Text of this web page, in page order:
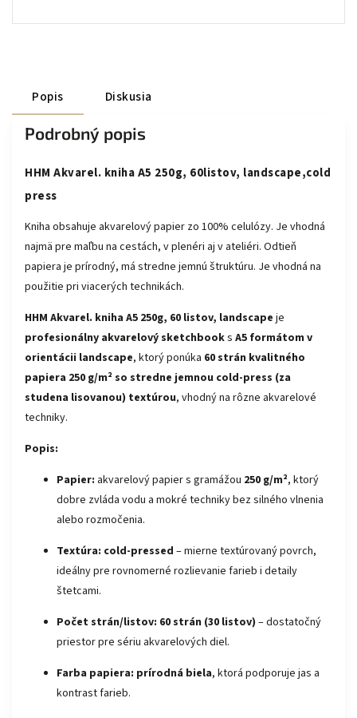
Popis Diskusia
Podrobný popis
HHM Akvarel. kniha A5 250g, 60listov, landscape,cold
press
Kniha obsahuje akvarelový papier zo 100% celulózy. Je vhodná
najmä pre maľbu na cestách, v plenéri aj v ateliéri. Odtieň
papiera je prírodný, má stredne jemnú štruktúru. Je vhodná na
použitie pri viacerých technikách.
HHM Akvarel. kniha A5 250g, 60 listov, landscape je
profesionálny akvarelový sketchbooks A5 formátom v
orientácii landscape, ktorý ponúka 60 strán kvalitného
papiera 250 g/m² so stredne jemnou cold-press (za
studena lisovanou) textúrou, vhodný na rôzne akvarelové
techniky.
Popis:
Papier: akvarelový papier s gramážou 250 g/m², ktorý
dobre zvláda vodu a mokré techniky bez silného vlnenia
alebo rozmočenia.
Textúra: cold-pressed – mierne textúrovaný povrch,
ideálny pre rovnomerné rozlievanie farieb i detaily
štetcami.
Počet strán/listov: 60 strán (30 listov) – dostatočný
priestor pre sériu akvarelových diel.
Farba papiera: prírodná biela, ktorá podporuje jas a
kontrast farieb.